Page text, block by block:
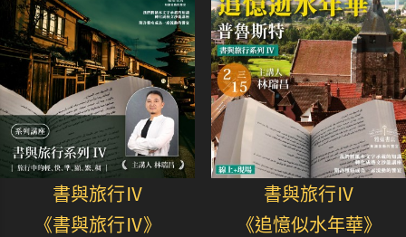
書與旅行Ⅳ
《書與旅行Ⅳ》
書與旅行Ⅳ
《追憶似水年華》